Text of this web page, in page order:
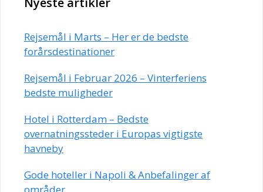
Rejsemål i Marts – Her er de bedste
forårsdestinationer
Rejsemål i Februar 2026 – Vinterferiens
bedste muligheder
Hotel i Rotterdam – Bedste
overnatningssteder i Europas vigtigste
havneby
Gode hoteller i Napoli & Anbefalinger af
områder